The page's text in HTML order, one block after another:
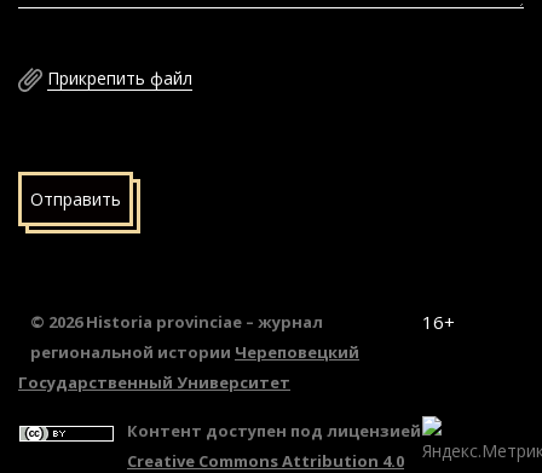
Прикрепить файл
Отправить
© 2026 Historia provinciae – журнал
региональной истории Череповецкий
Государственный Университет
16+
Контент доступен под лицензией
Creative Commons Attribution 4.0